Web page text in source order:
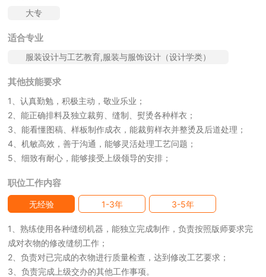
大专
适合专业
服装设计与工艺教育,服装与服饰设计（设计学类）
其他技能要求
1、认真勤勉，积极主动，敬业乐业；
2、能正确排料及独立裁剪、缝制、熨烫各种样衣；
3、能看懂图稿、样板制作成衣，能裁剪样衣并整烫及后道处理；
4、机敏高效，善于沟通，能够灵活处理工艺问题；
5、细致有耐心，能够接受上级领导的安排；
职位工作内容
无经验 1-3年 3-5年
1、熟练使用各种缝纫机器，能独立完成制作，负责按照版师要求完
成对衣物的修改缝纫工作；
2、负责对已完成的衣物进行质量检查，达到修改工艺要求；
3、负责完成上级交办的其他工作事项。